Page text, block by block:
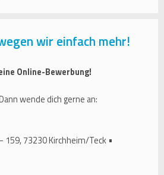
wir einfach mehr!
Online-Bewerbung!
wende dich gerne an:
73230 Kirchheim/Teck •